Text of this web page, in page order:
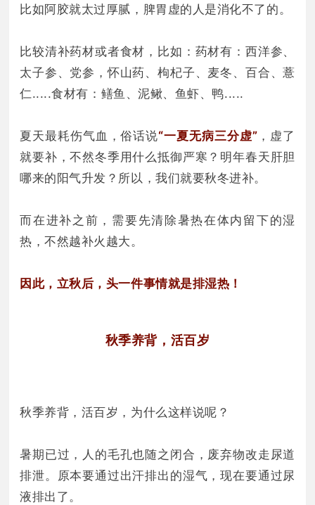
比如阿胶就太过厚腻，脾胃虚的人是消化不了的。
比较清补药材或者食材，比如：药材有：西洋参、
太子参、党参，怀山药、枸杞子、麦冬、百合、薏
仁.....食材有：鳝鱼、泥鳅、鱼虾、鸭.....
夏天最耗伤气血，俗话说“一夏无病三分虚” ，虚了
就要补，不然冬季用什么抵御严寒？明年春天肝胆
哪来的阳气升发？所以，我们就要秋冬进补。
而在进补之前，需要先清除暑热在体内留下的湿
热，不然越补火越大。
因此，立秋后，头一件事情就是排湿热！
秋季养背，活百岁
秋季养背，活百岁，为什么这样说呢？
暑期已过，人的毛孔也随之闭合，废弃物改走尿道
排泄。原本要通过出汗排出的湿气，现在要通过尿
液排出了。